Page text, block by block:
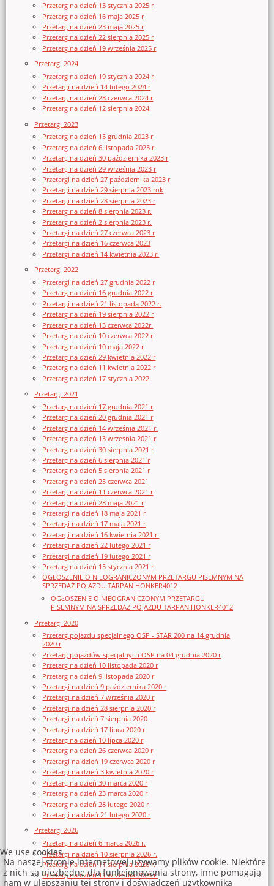
Przetarg na dzień 13 stycznia 2025 r
Przetarg na dzień 16 maja 2025 r
Przetarg na dzień 23 maja 2025 r
Przetarg na dzień 22 sierpnia 2025 r
Przetarg na dzień 19 września 2025 r
Przetargi 2024
Przetarg na dzień 19 stycznia 2024 r
Przetargi na dzień 14 lutego 2024 r
Przetarg na dzień 28 czerwca 2024 r
Przetarg na dzień 12 sierpnia 2024
Przetargi 2023
Przetarg na dzień 15 grudnia 2023 r
Przetarg na dzień 6 listopada 2023 r
Przetarg na dzień 30 października 2023 r
Przetarg na dzień 29 września 2023 r
Przetargi na dzień 27 października 2023 r
Przetargi na dzień 29 sierpnia 2023 rok
Przetargi na dzień 28 sierpnia 2023 r
Przetarg na dzień 8 sierpnia 2023 r.
Przetarg na dzień 2 sierpnia 2023 r.
Przetargi na dzień 27 czerwca 2023 r
Przetargi na dzień 16 czerwca 2023
Przetargi na dzień 14 kwietnia 2023 r.
Przetargi 2022
Przetargi na dzień 27 grudnia 2022 r
Przetarg na dzień 16 grudnia 2022 r
Przetargi na dzień 21 listopada 2022 r.
Przetarg na dzień 19 sierpnia 2022 r
Przetarg na dzień 13 czerwca 2022r.
Przetarg na dzień 10 czerwca 2022 r
Przetarg na dzień 10 maja 2022 r
Przetarg na dzień 29 kwietnia 2022 r
Przetarg na dzień 11 kwietnia 2022 r
Przetarg na dzień 17 stycznia 2022
Przetargi 2021
Przetarg na dzień 17 grudnia 2021 r
Przetarg na dzień 20 grudnia 2021 r
Przetarg na dzień 14 września 2021 r.
Przetarg na dzień 13 września 2021 r
Przetarg na dzień 30 sierpnia 2021 r
Przetarg na dzień 6 sierpnia 2021 r
Przetarg na dzień 5 sierpnia 2021 r
Przetarg na dzień 25 czerwca 2021
Przetarg na dzień 11 czerwca 2021 r
Przetarg na dzień 28 maja 2021 r
Przetargi na dzień 18 maja 2021 r
Przetargi na dzień 17 maja 2021 r
Przetargi na dzień 16 kwietnia 2021 r.
Przetargi na dzień 22 lutego 2021 r
Przetargi na dzień 19 lutego 2021 r
Przetarg na dzień 15 stycznia 2021 r
OGŁOSZENIE O NIEOGRANICZONYM PRZETARGU PISEMNYM NA
SPRZEDAŻ POJAZDU TARPAN HONKER4012
OGŁOSZENIE O NIEOGRANICZONYM PRZETARGU
PISEMNYM NA SPRZEDAŻ POJAZDU TARPAN HONKER4012
Przetargi 2020
Przetarg pojazdu specjalnego OSP - STAR 200 na 14 grudnia
2020 r
Przetarg pojazdów specjalnych OSP na 04 grudnia 2020 r
Przetarg na dzień 10 listopada 2020 r
Przetarg na dzień 9 listopada 2020 r
Przetargi na dzień 9 października 2020 r
Przetargi na dzień 7 września 2020 r
Przetargi na dzień 28 sierpnia 2020 r
Przetargi na dzień 7 sierpnia 2020
Przetargi na dzień 17 lipca 2020 r
Przetarg na dzień 10 lipca 2020 r
Przetarg na dzień 26 czerwca 2020 r
Przetargi na dzień 19 czerwca 2020 r
Przetargi na dzień 3 kwietnia 2020 r
Przetarg na dzień 30 marca 2020 r
Przetarg na dzień 23 marca 2020 r
Przetarg na dzień 28 lutego 2020 r
Przetargi na dzień 21 lutego 2020 r
Przetargi 2026
Przetarg na dzień 6 marca 2026 r.
Przetargi na dzień 10 sierpnia 2026 r.
Przetarg na dzień 11 sierpnia 2026 r.
Przetarg na dzień 11 września 2026 r.
We use cookies
Na naszej stronie internetowej używamy plików cookie. Niektóre
z nich są niezbędne dla funkcjonowania strony, inne pomagają
nam w ulepszaniu tej strony i doświadczeń użytkownika